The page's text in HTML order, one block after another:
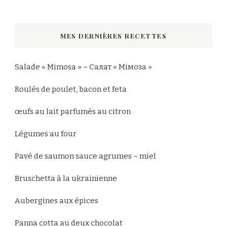
MES DERNIÈRES RECETTES
Salade « Mimosa » – Салат « Мімоза »
Roulés de poulet, bacon et feta
œufs au lait parfumés au citron
Légumes au four
Pavé de saumon sauce agrumes – miel
Bruschetta à la ukrainienne
Aubergines aux épices
Panna cotta au deux chocolat